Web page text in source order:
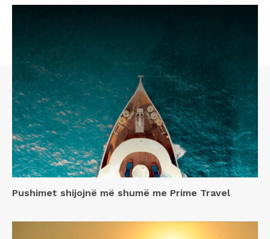
Pushimet shijojnë më shumë me Prime Travel